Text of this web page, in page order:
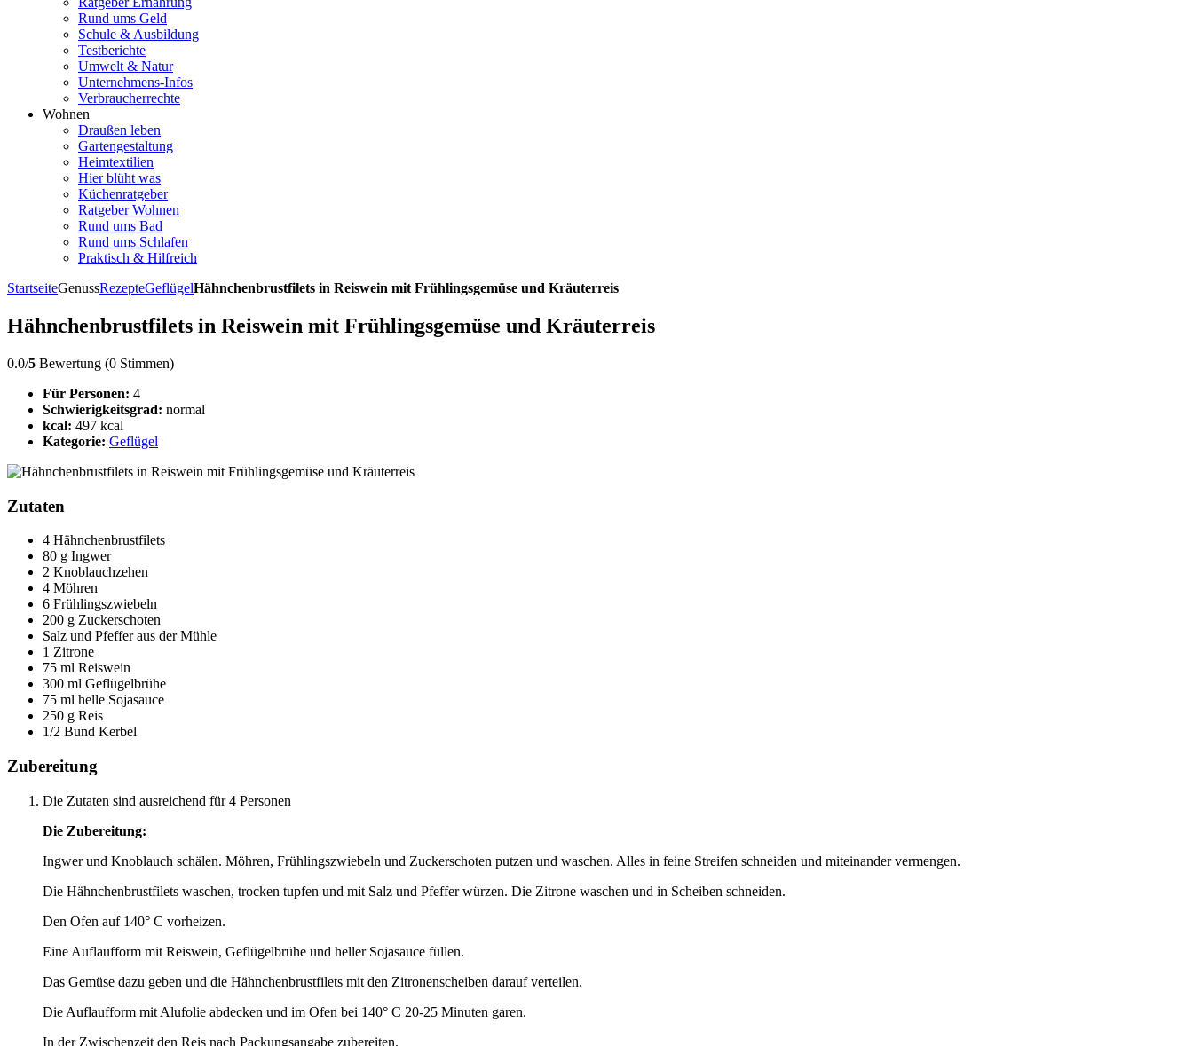
Rund ums Geld
Schule & Ausbildung
Testberichte
Umwelt & Natur
Unternehmens-Infos
Verbraucherrechte
Wohnen
Draußen leben
Gartengestaltung
Heimtextilien
Hier blüht was
Küchenratgeber
Ratgeber Wohnen
Rund ums Bad
Rund ums Schlafen
Praktisch & Hilfreich
StartseiteGenussRezepteGeflügelHähnchenbrustfilets in Reiswein mit Frühlingsgemüse und Kräuterreis
Hähnchenbrustfilets in Reiswein mit Frühlingsgemüse und Kräuterreis
0.0/5 Bewertung (0 Stimmen)
Für Personen: 4
Schwierigkeitsgrad: normal
kcal: 497 kcal
Kategorie: Geflügel
Zutaten
4 Hähnchenbrustfilets
80 g Ingwer
2 Knoblauchzehen
4 Möhren
6 Frühlingszwiebeln
200 g Zuckerschoten
Salz und Pfeffer aus der Mühle
1 Zitrone
75 ml Reiswein
300 ml Geflügelbrühe
75 ml helle Sojasauce
250 g Reis
1/2 Bund Kerbel
Zubereitung
Die Zutaten sind ausreichend für 4 Personen
Die Zubereitung:
Ingwer und Knoblauch schälen. Möhren, Frühlingszwiebeln und Zuckerschoten putzen und waschen. Alles in feine Streifen schneiden und miteinander vermengen.
Die Hähnchenbrustfilets waschen, trocken tupfen und mit Salz und Pfeffer würzen. Die Zitrone waschen und in Scheiben schneiden.
Den Ofen auf 140° C vorheizen.
Eine Auflaufform mit Reiswein, Geflügelbrühe und heller Sojasauce füllen.
Das Gemüse dazu geben und die Hähnchenbrustfilets mit den Zitronenscheiben darauf verteilen.
Die Auflaufform mit Alufolie abdecken und im Ofen bei 140° C 20-25 Minuten garen.
In der Zwischenzeit den Reis nach Packungsangabe zubereiten.